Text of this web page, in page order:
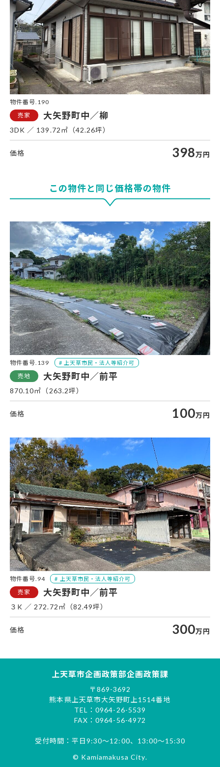
物件番号.190
大矢野町中／柳
3DK 139.72㎡（42.26坪）
398万円
この物件と同じ価格帯の物件
物件番号.139
大矢野町中／前平
870.10㎡（263.2坪）
100万円
物件番号.94
大矢野町中／前平
３K 272.72㎡（82.49坪）
300万円
上天草市企画政策部企画政策課
〒869-3692
熊本県上天草市大矢野町上1514番地
TEL：0964-26-5539
FAX：0964-56-4972
受付時間：平日9:30～12:00、13:00～15:30
© Kamiamakusa City.